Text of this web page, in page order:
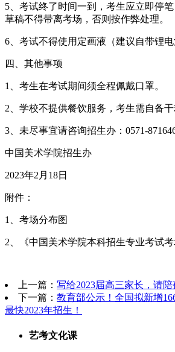
5、考试终了时间一到，考生应立即停
草稿不得带离考场，否则按作弊处理。
6、考试不得使用定画液（建议自带锂电
四、其他事项
1、考生在考试期间须全程佩戴口罩。
2、学校不提供餐饮服务，考生需自备干
3、未尽事宜请咨询招生办：0571-
中国美术学院招生办
2023年2月18日
附件：
1、考场分布图
2、《中国美术学院本科招生专业考试考
上一篇： 写给2023届高三家长，请
下一篇： 教育部公示！全国拟新增
最快2023年招生！​
艺考文化课